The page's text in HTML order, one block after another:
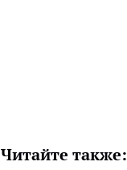
Читайте также: